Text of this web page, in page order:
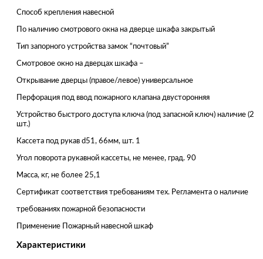
Способ крепления навесной
По наличию смотрового окна на дверце шкафа закрытый
Тип запорного устройства замок “почтовый”
Смотровое окно на дверцах шкафа –
Открывание дверцы (правое/левое) универсальное
Перфорация под ввод пожарного клапана двусторонняя
Устройство быстрого доступа ключа (под запасной ключ) наличие (2
шт.)
Кассета под рукав d51, 66мм, шт. 1
Угол поворота рукавной кассеты, не менее, град. 90
Масса, кг, не более 25,1
Сертификат соответствия требованиям тех. Регламента о наличие
требованиях пожарной безопасности
Применение Пожарный навесной шкаф
Характеристики